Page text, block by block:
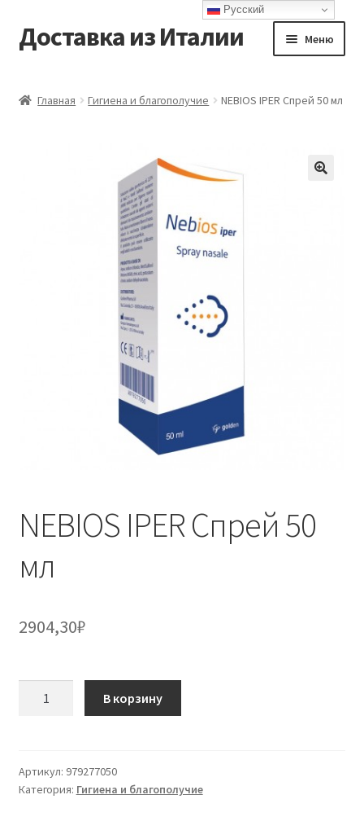
Перейти
к
Перейти
к
Доставка из Италии Меню
Оформление заказа
Главная Гигиена и благополучие NEBIOS IPER Спрей 50 мл
NEBIOS IPER Спрей 50
мл
2904,30₽
Спрей
50
В корзину
Артикул: 979277050
Категория: Гигиена и благополучие
Русский